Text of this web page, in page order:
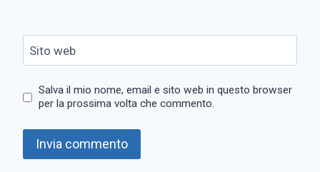
Sito web
Salva il mio nome, email e sito web in questo browser
per la prossima volta che commento.